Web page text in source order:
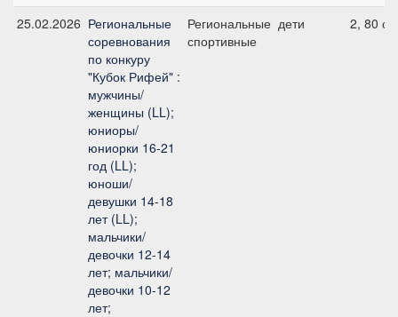
25.02.2026 Региональные
соревнования
по конкуру
"Кубок Рифей" :
мужчины/
женщины (LL);
юниоры/
юниорки 16-21
год (LL);
юноши/
девушки 14-18
лет (LL);
мальчики/
девочки 12-14
лет; мальчики/
девочки 10-12
лет;
Региональные
спортивные
дети 2, 80 см